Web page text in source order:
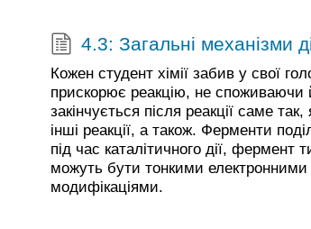
4.3: Загальні механізми
Кожен студент хімії забив у свої
прискорює реакцію, не споживаючи
закінчується після реакції саме
інші реакції, а також. Ферменти
під час каталітичного дії, фермент
можуть бути тонкими
модифікаціями.